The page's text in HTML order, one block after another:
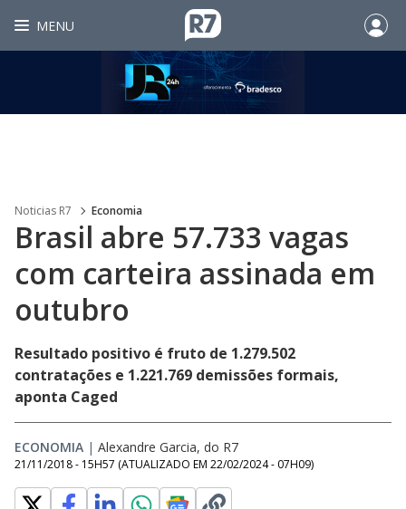
MENU
Noticias R7 Economia
Brasil abre 57.733 vagas
com carteira assinada em
outubro
Resultado positivo é fruto de 1.279.502
contratações e 1.221.769 demissões formais,
aponta Caged
ECONOMIA | Alexandre Garcia, do R7
21/11/2018 - 15H57 (ATUALIZADO EM 22/02/2024 - 07H09)